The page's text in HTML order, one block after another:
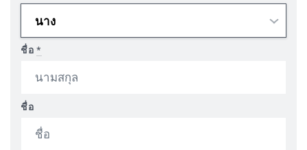
ชื่อ*
ชื่อ